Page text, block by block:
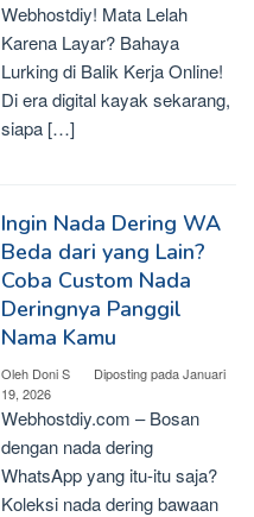
Webhostdiy! Mata Lelah
Karena Layar? Bahaya
Lurking di Balik Kerja Online!
Di era digital kayak sekarang,
siapa […]
Ingin Nada Dering WA
Beda dari yang Lain?
Coba Custom Nada
Deringnya Panggil
Nama Kamu
Oleh Doni S Diposting padaJanuari
19, 2026
Webhostdiy.com – Bosan
dengan nada dering
WhatsApp yang itu-itu saja?
Koleksi nada dering bawaan